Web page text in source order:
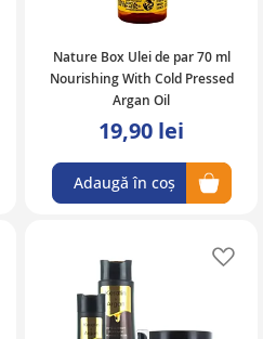
Nature Box Ulei de par 70 ml
Nourishing With Cold Pressed
Argan Oil
19,90 lei
Adaugă în coș